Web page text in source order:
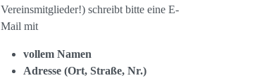
Vereinsmitglieder!) schreibt bitte eine E-
Mail mit
vollem Namen
Adresse (Ort, Straße, Nr.)